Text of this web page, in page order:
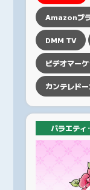
Amazonプ
DMM TV
ビデオマー
カンテレド
バラエティ